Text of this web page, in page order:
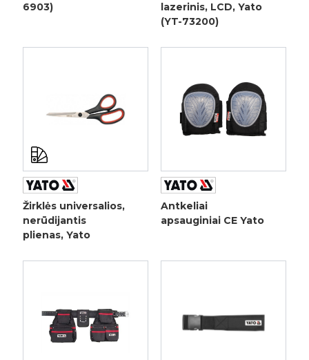
6903)
lazerinis, LCD, Yato
(YT-73200)
Žirklės universalios,
nerūdijantis
plienas, Yato
Antkeliai
apsauginiai CE Yato